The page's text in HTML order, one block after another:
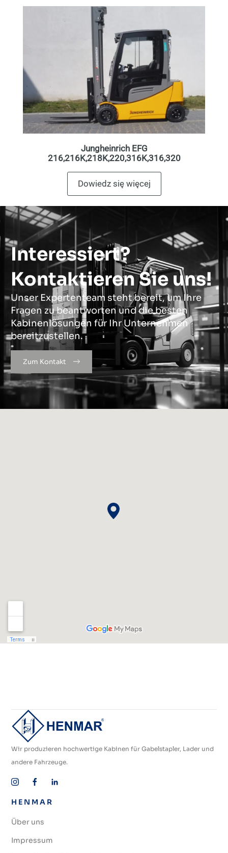
Jungheinrich EFG
216,216K,218K,220,316K,316,320
Dowiedz się więcej
Interessiert?
Kontaktieren Sie uns!
Unser Expertenteam steht bereit, um Ihre
Fragen zu beantworten und die besten
Kabinenlösungen für Ihr Unternehmen
bereitzustellen.
Zum Kontakt
Wir produzieren hochwertige Kabinen für Gabelstapler, Lader und
andere Fahrzeuge.
HENMAR
Über uns
Impressum